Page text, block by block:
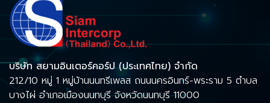
บริษัท สยามอินเตอร์คอร์ป (ประเทศไทย) จำกัด
212/10 หมู่ 1 หมู่บ้านนนทรีเพลส ถนนนครอินทร์-พระราม 5 ตำบล
บางไผ่ อำเภอเมืองนนทบุรี จังหวัดนนทบุรี 11000